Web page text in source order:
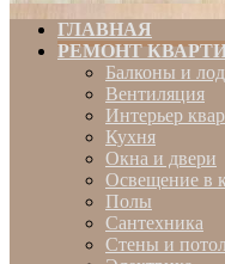
ГЛАВНАЯ
РЕМОНТ
Балконы и
Вентиляция
Интерьер
Кухня
Окна и двери
Освещение в
Полы
Сантехника
Стены и